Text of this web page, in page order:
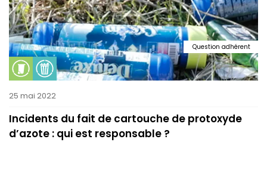
Question adhérent
25 mai 2022
Incidents du fait de cartouche de protoxyde
d’azote : qui est responsable ?